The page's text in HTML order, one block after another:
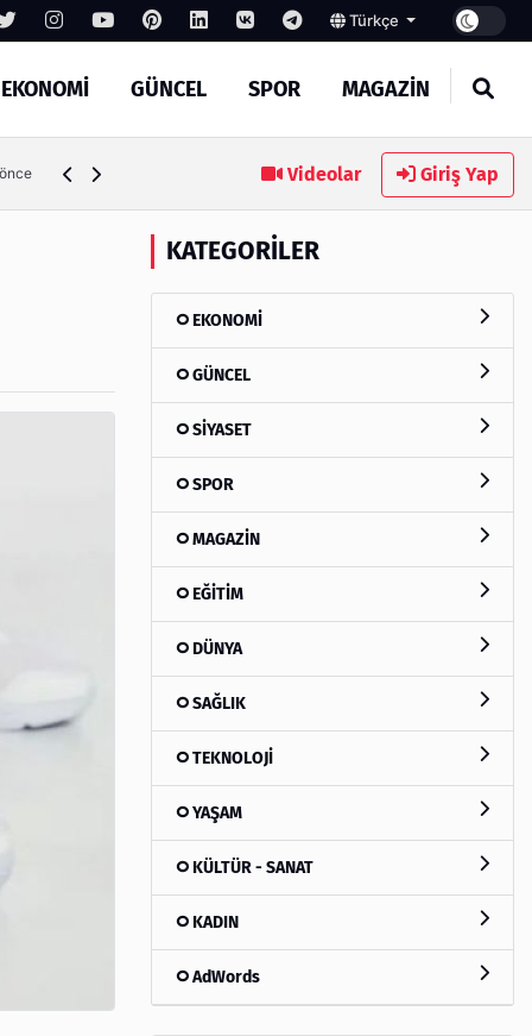
Türkçe
EKONOMİ GÜNCEL SPOR MAGAZİN
Videolar Giriş Yap
KATEGORILER
EKONOMİ
GÜNCEL
SİYASET
SPOR
MAGAZİN
EĞİTİM
DÜNYA
SAĞLIK
TEKNOLOJİ
YAŞAM
KÜLTÜR - SANAT
KADIN
AdWords